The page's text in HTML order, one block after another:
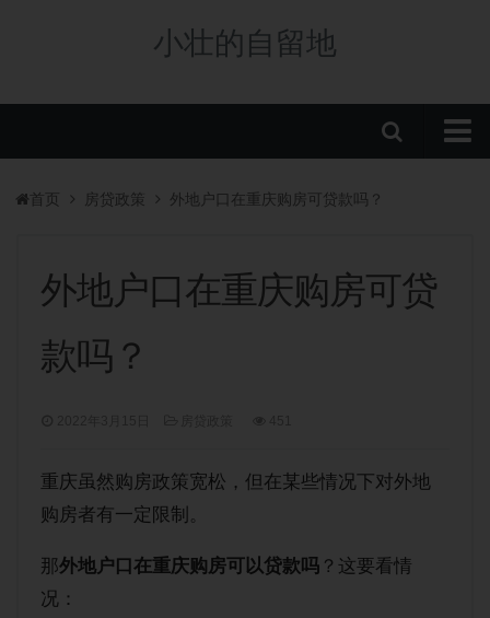
小壮的自留地
房贷政策
重庆楼盘
购房经验
首页 房贷政策 外地户口在重庆购房可贷款吗？
外地户口在重庆购房可贷
款吗？
重庆虽然购房政策宽松，但在某些情况下对外地
购房者有一定限制。
那外地户口在重庆购房可以贷款吗 ？这要看情
况：